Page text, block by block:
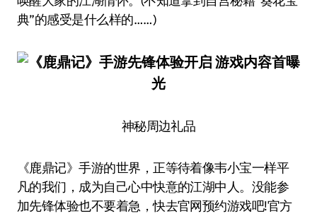
典”的感受是什么样的……)
神秘周边礼品
《鹿鼎记》手游的世界，正等待着像韦小宝一样平
凡的我们，成为自己心中快意的江湖中人。没能参
加先锋体验也不要着急，快去官网预约游戏吧!官方